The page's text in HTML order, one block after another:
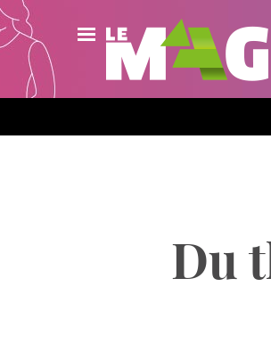
Actualités
Agenda
Du